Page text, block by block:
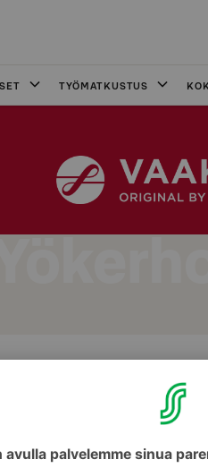
TYÖMATKUSTUS
kello 22-04 seuraavasti: